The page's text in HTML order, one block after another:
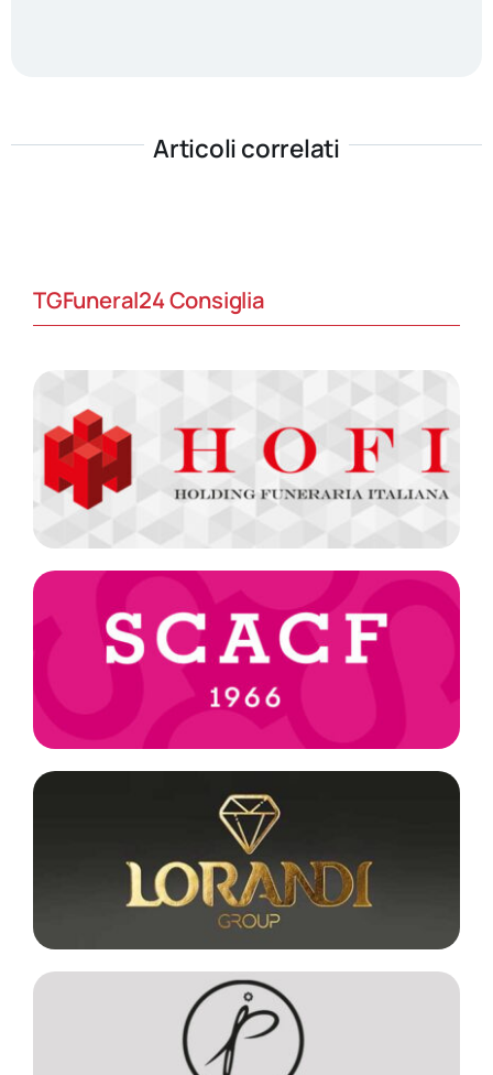
Articoli correlati
TGFuneral24 Consiglia